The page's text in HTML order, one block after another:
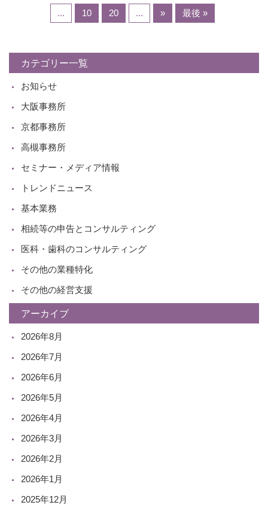
... 10 20 ... » 最後 »
カテゴリー一覧
お知らせ
大阪事務所
京都事務所
高槻事務所
セミナー・メディア情報
トレンドニュース
基本業務
相続等の申告とコンサルティング
医科・歯科のコンサルティング
その他の業種特化
その他の経営支援
アーカイブ
2026年8月
2026年7月
2026年6月
2026年5月
2026年4月
2026年3月
2026年2月
2026年1月
2025年12月